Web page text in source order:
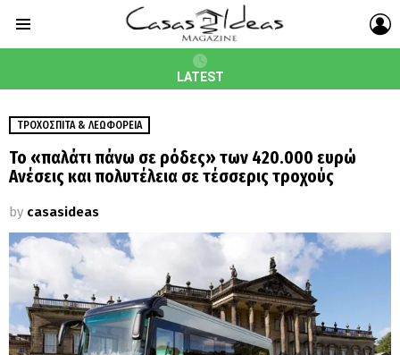
LATEST
ΤΡΟΧΌΣΠΙΤΑ & ΛΕΩΦΟΡΕΙΑ
Το «παλάτι πάνω σε ρόδες» των 420.000 ευρώ
Ανέσεις και πολυτέλεια σε τέσσερις τροχούς
by casasideas